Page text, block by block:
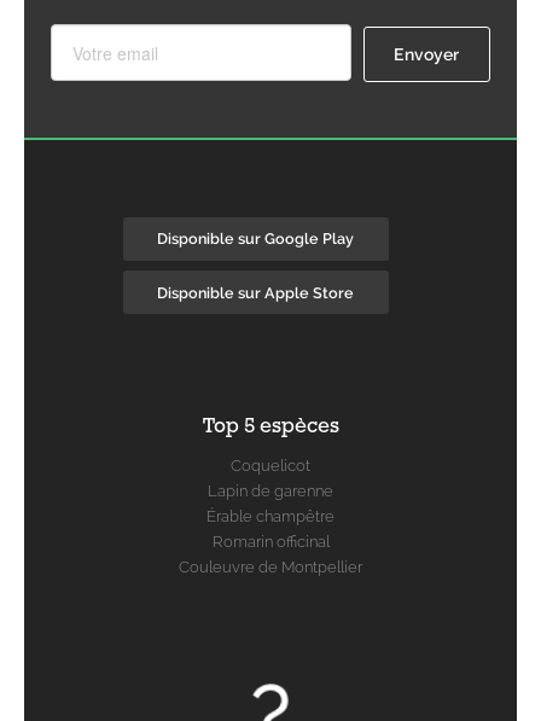
Disponible sur Google Play
Disponible sur Apple Store
Top 5 espèces
Coquelicot
Lapin de garenne
Érable champêtre
Romarin officinal
Couleuvre de Montpellier